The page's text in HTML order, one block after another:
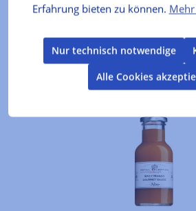
Bewertungen
Produktgalerie überspringen
Kunden kauften auch
Erfahrung bieten zu können.
Nur technisch notwendige
Alle Cookies